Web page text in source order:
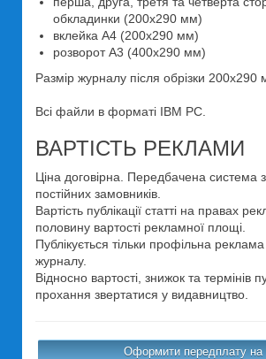
обкладинки (200x290 мм)
вклейка А4 (200x290 мм)
розворот А3 (400x290 мм)
Размір журналу після обрізки 200x290
Всі файли в форматі IBM PC.
ВАРТІСТЬ РЕКЛАМИ
Ціна договірна. Передбачена система
постійних замовників.
Вартість публікації статті на правах
половину вартості рекламної площі.
Публікується тільки профільна
журналу.
Відносно вартості, знижок та термінів
прохання звертатися у видавництво.
Оформити передплату на